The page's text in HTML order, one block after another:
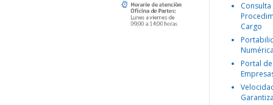
Consulta
Cargo
Portal